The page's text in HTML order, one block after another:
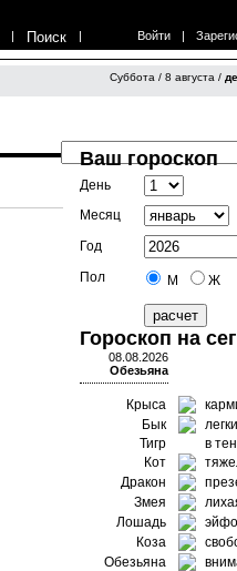
| Поиск | Войти |
Суббота / 8 августа /
Ваш гороскоп
День
Месяц
Год
Пол
М Ж
Гороскоп на
08.08.2026
Обезьяна
Крыса
Бык
Тигр
в
Кот
Дракон
Змея
Лошадь
Коза
Обезьяна